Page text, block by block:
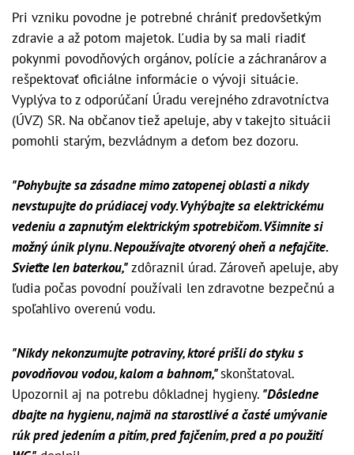
Pri vzniku povodne je potrebné chrániť predovšetkým
zdravie a až potom majetok. Ľudia by sa mali riadiť
pokynmi povodňových orgánov, polície a záchranárov a
rešpektovať oficiálne informácie o vývoji situácie.
Vyplýva to z odporúčaní Úradu verejného zdravotníctva
(ÚVZ) SR. Na občanov tiež apeluje, aby v takejto situácii
pomohli starým, bezvládnym a deťom bez dozoru.
"Pohybujte sa zásadne mimo zatopenej oblasti a nikdy
nevstupujte do prúdiacej vody. Vyhýbajte sa elektrickému
vedeniu a zapnutým elektrickým spotrebičom. Všimnite si
možný únik plynu. Nepoužívajte otvorený oheň a nefajčite.
Svieťte len baterkou,"zdôraznil úrad. Zároveň apeluje, aby
ľudia počas povodní používali len zdravotne bezpečnú a
spoľahlivo overenú vodu.
"Nikdy nekonzumujte potraviny, ktoré prišli do styku s
povodňovou vodou, kalom a bahnom,"skonštatoval.
Upozornil aj na potrebu dôkladnej hygieny. "Dôsledne
dbajte na hygienu, najmä na starostlivé a časté umývanie
rúk pred jedením a pitím, pred fajčením, pred a po použití